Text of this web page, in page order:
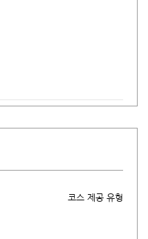
코스 제공 유형